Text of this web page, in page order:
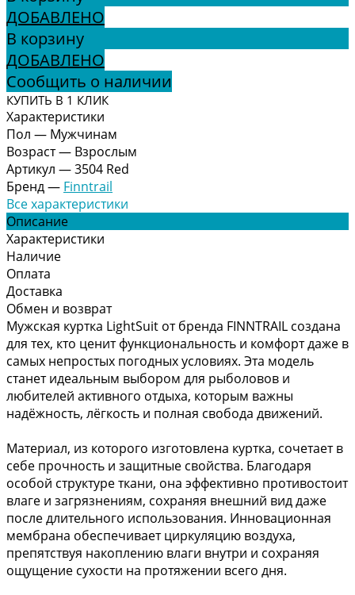
ДОБАВЛЕНО
В корзину
ДОБАВЛЕНО
Сообщить о наличии
КУПИТЬ В 1 КЛИК
Характеристики
Пол — Мужчинам
Возраст— Взрослым
Артикул —3504 Red
Бренд— Finntrail
Все характеристики
Описание
Характеристики
Наличие
Оплата
Доставка
Обмен и возврат
Мужская куртка LightSuit от бренда FINNTRAIL создана
для тех, кто ценит функциональность и комфорт даже в
самых непростых погодных условиях. Эта модель
станет идеальным выбором для рыболовов и
любителей активного отдыха, которым важны
надёжность, лёгкость и полная свобода движений.
Материал, из которого изготовлена куртка, сочетает в
себе прочность и защитные свойства. Благодаря
особой структуре ткани, она эффективно противостоит
влаге и загрязнениям, сохраняя внешний вид даже
после длительного использования. Инновационная
мембрана обеспечивает циркуляцию воздуха,
препятствуя накоплению влаги внутри и сохраняя
ощущение сухости на протяжении всего дня.